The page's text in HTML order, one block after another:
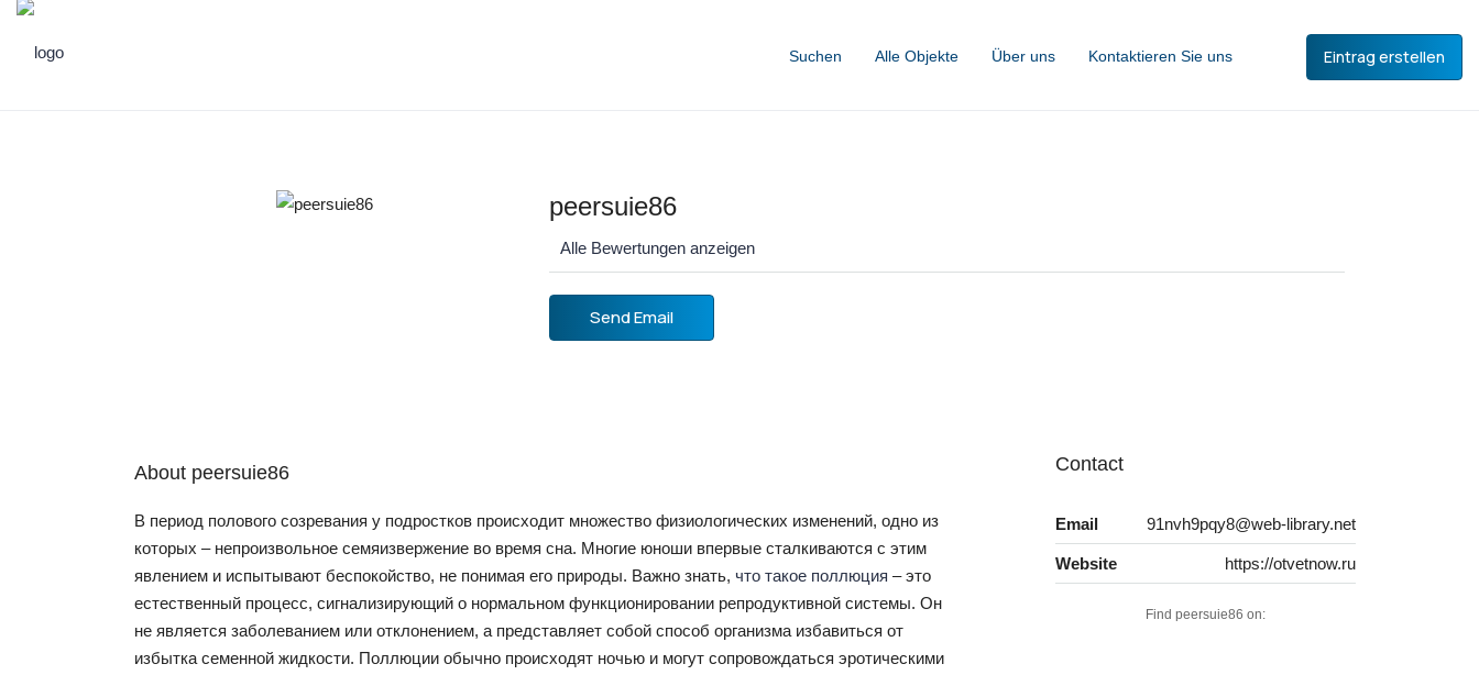
Suchen Alle Objekte Über uns Kontaktieren Sie uns Eintrag erstellen
peersuie86
Alle Bewertungen anzeigen
Send Email
About peersuie86
В период полового созревания у подростков происходит множество физиологических изменений, одно из
которых – непроизвольное семяизвержение во время сна. Многие юноши впервые сталкиваются с этим
явлением и испытывают беспокойство, не понимая его природы. Важно знать, что такое поллюция – это
естественный процесс, сигнализирующий о нормальном функционировании репродуктивной системы. Он
не является заболеванием или отклонением, а представляет собой способ организма избавиться от
избытка семенной жидкости. Поллюции обычно происходят ночью и могут сопровождаться эротическими
Contact
Email 91nvh9pqy8@web-library.net
Website https://otvetnow.ru
Find peersuie86 on: